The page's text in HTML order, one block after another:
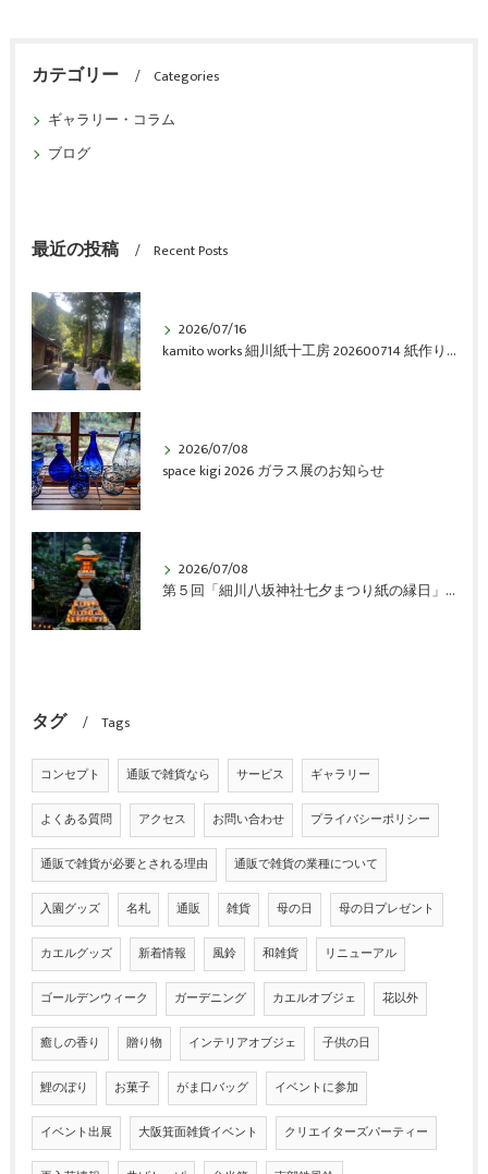
カテゴリー
Categories
ギャラリー・コラム
ブログ
最近の投稿 Recent Posts
2026/07/16
kamito works 細川紙十工房 202600714 紙作り体験会 vol.6 アルバム
2026/07/08
space kigi 2026 ガラス展のお知らせ
2026/07/08
第５回「細川八坂神社七夕まつり紙の縁日」開催のご報告
タグ Tags
コンセプト 通販で雑貨なら サービス ギャラリー
よくある質問 アクセス お問い合わせ プライバシーポリシー
通販で雑貨が必要とされる理由 通販で雑貨の業種について
入園グッズ 名札 通販 雑貨 母の日 母の日プレゼント
カエルグッズ 新着情報 風鈴 和雑貨 リニューアル
ゴールデンウィーク ガーデニング カエルオブジェ 花以外
癒しの香り 贈り物 インテリアオブジェ 子供の日
鯉のぼり お菓子 がま口バッグ イベントに参加
イベント出展 大阪箕面雑貨イベント クリエイターズパーティー